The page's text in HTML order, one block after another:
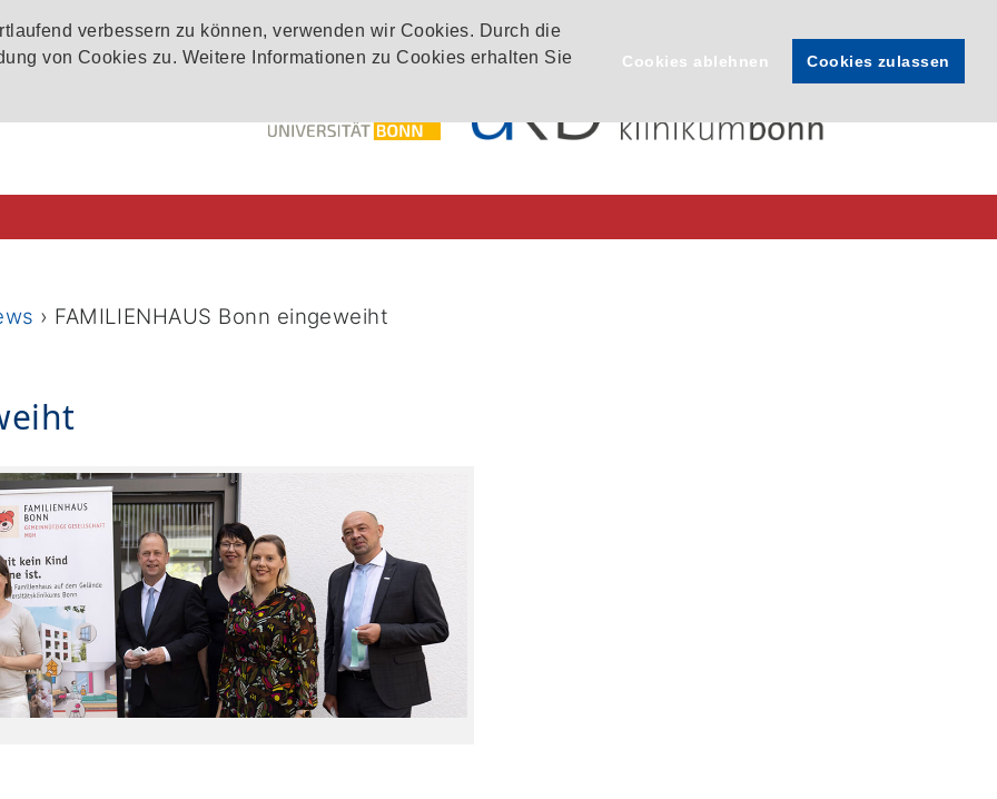
verbessern zu können, verwenden wir Cookies. Durch die
von Cookies zu. Weitere Informationen zu Cookies erhalten Sie
Cookies ablehnen Cookies zulassen
› FAMILIENHAUS Bonn eingeweiht